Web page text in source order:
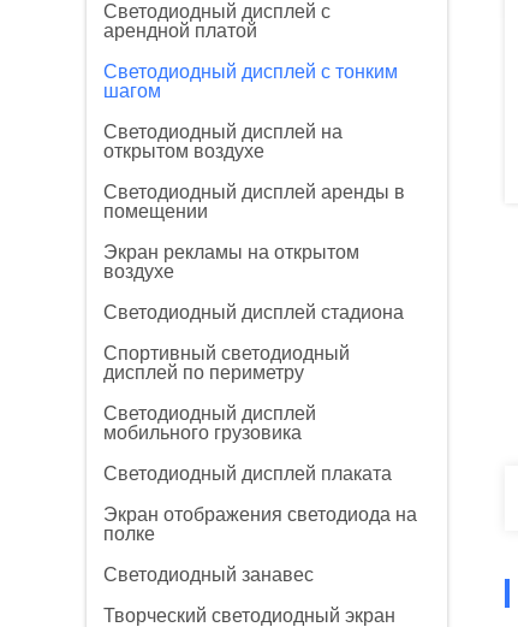
Светодиодный дисплей с
арендной платой
Светодиодный дисплей с тонким
шагом
Светодиодный дисплей на
открытом воздухе
Светодиодный дисплей аренды в
помещении
Экран рекламы на открытом
воздухе
Светодиодный дисплей стадиона
Спортивный светодиодный
дисплей по периметру
Светодиодный дисплей
мобильного грузовика
Светодиодный дисплей плаката
Экран отображения светодиода на
полке
Светодиодный занавес
Творческий светодиодный экран